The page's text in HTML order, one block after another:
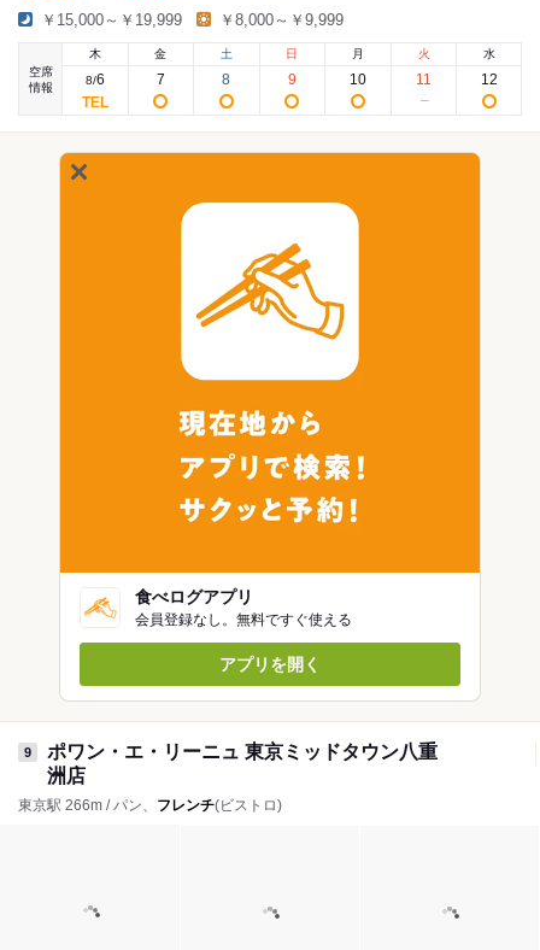
￥15,000～￥19,999 ￥8,000～￥9,999
空席
情報
木
8/6
金
7
土
8
日
9
月
10
火
11
水
12
食べログアプリ
会員登録なし。無料ですぐ使える
アプリを開く
9
ポワン・エ・リーニュ 東京ミッドタウン八重
洲店
東京駅 266m / パン、 フレンチ(ビストロ)